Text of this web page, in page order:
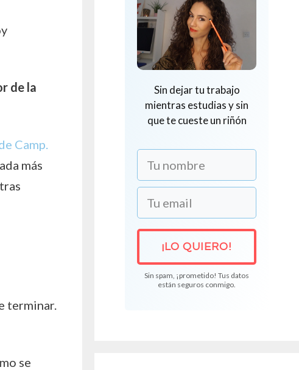
de la
Camp.
más
terminar.
se
Sin dejar tu trabajo
mientras estudias y sin
que te cueste un riñón
¡LO QUIERO!
Sin spam, ¡prometido! Tus datos
están seguros conmigo.